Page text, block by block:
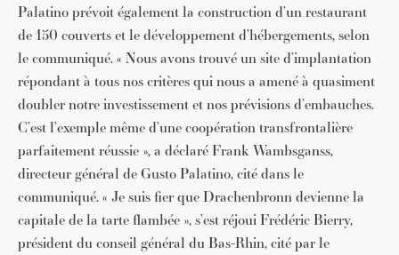
Palatino prévoit également la construction d’un restaurant
de 150 couverts et le développement d’hébergements, selon
le communiqué. « Nous avons trouvé un site d’implantation
répondant à tous nos critères qui nous a amené à quasiment
doubler notre investissement et nos prévisions d’embauches.
C’est l’exemple même d’une coopération transfrontalière
parfaitement réussie », a déclaré Frank Wambsganss,
directeur général de Gusto Palatino, cité dans le
communiqué. « Je suis fier que Drachenbronn devienne la
capitale de la tarte flambée », s’est réjoui Frédéric Bierry,
président du conseil général du Bas-Rhin, cité par le